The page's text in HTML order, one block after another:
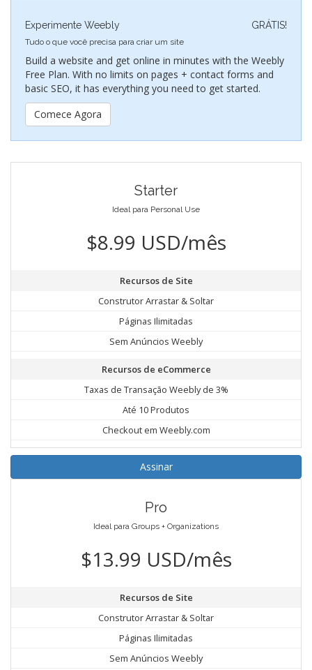
GRÁTIS!
Experimente Weebly
Tudo o que você precisa para criar um site
Build a website and get online in minutes with the Weebly
Free Plan. With no limits on pages + contact forms and
basic SEO, it has everything you need to get started.
Comece Agora
Starter
Ideal para Personal Use
$8.99 USD/mês
Recursos de Site
Construtor Arrastar & Soltar
Páginas Ilimitadas
Sem Anúncios Weebly
Recursos de eCommerce
Taxas de Transação Weebly de 3%
Até 10 Produtos
Checkout em Weebly.com
Assinar
Pro
Ideal para Groups + Organizations
$13.99 USD/mês
Recursos de Site
Construtor Arrastar & Soltar
Páginas Ilimitadas
Sem Anúncios Weebly